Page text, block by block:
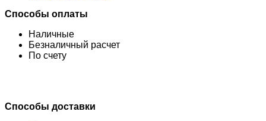
Способы оплаты
Наличные
Безналичный расчет
По счету
Способы доставки